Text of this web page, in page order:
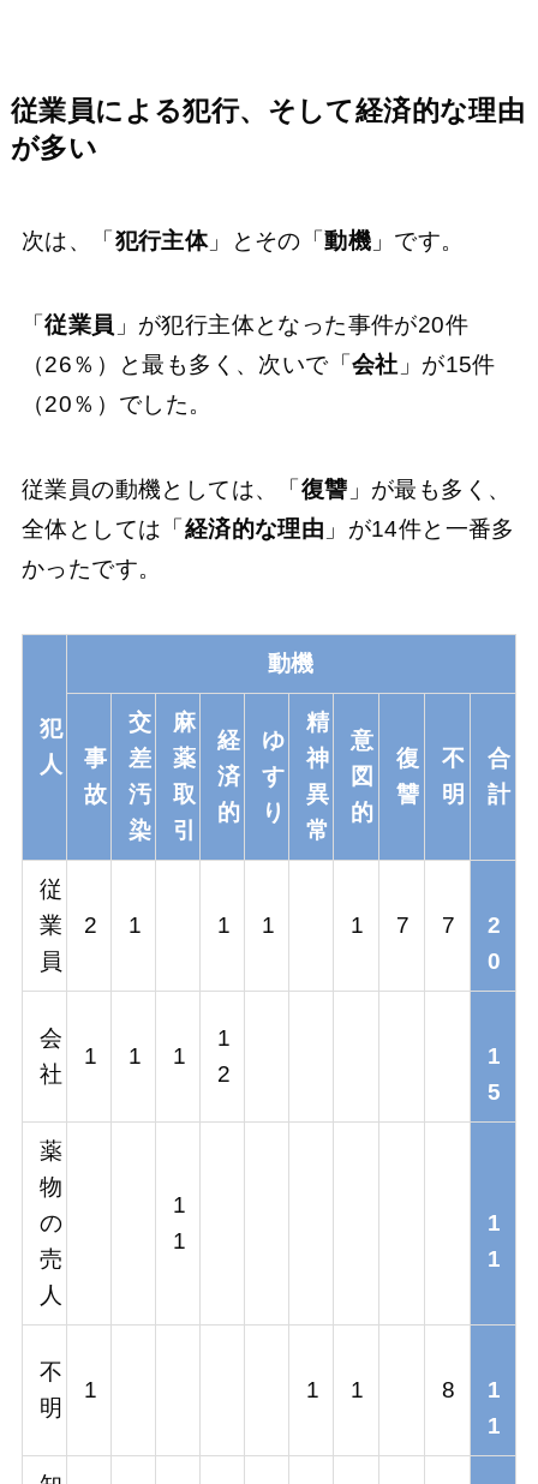
従業員による犯行、そして経済的な理由
が多い
次は、「犯行主体」とその「動機 」です。
「従業員 」が犯行主体となった事件が20件
（26％）と最も多く、次いで「 会社 」が15件
（20％）でした。
従業員の動機としては、「 復讐 」が最も多く、
全体としては「 経済的な理由 」が14件と一番多
かったです。
犯
人
動機
事
故
交
差
汚
染
麻
薬
取
引
経
済
的
ゆ
す
り
精
神
異
常
意
図
的
復
讐
不
明
合
計
従
業
員
2 1 1 1 1 7 7
2
0
会
社
1 1 1
1
2
1
5
薬
物
の
売
人
1
1
1
1
不
明
1 1 1 8
1
1